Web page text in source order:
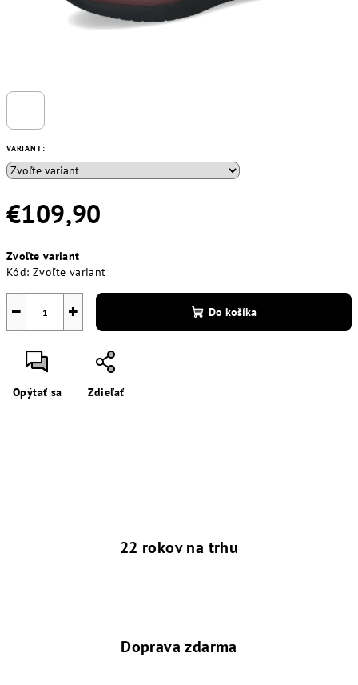
VARIANT:
€109,90
cena:
Zvoľte variant
Kód: Zvoľte variant
+
− Do košíka
Opýtať sa Zdieľať
22 rokov na trhu
Doprava zdarma